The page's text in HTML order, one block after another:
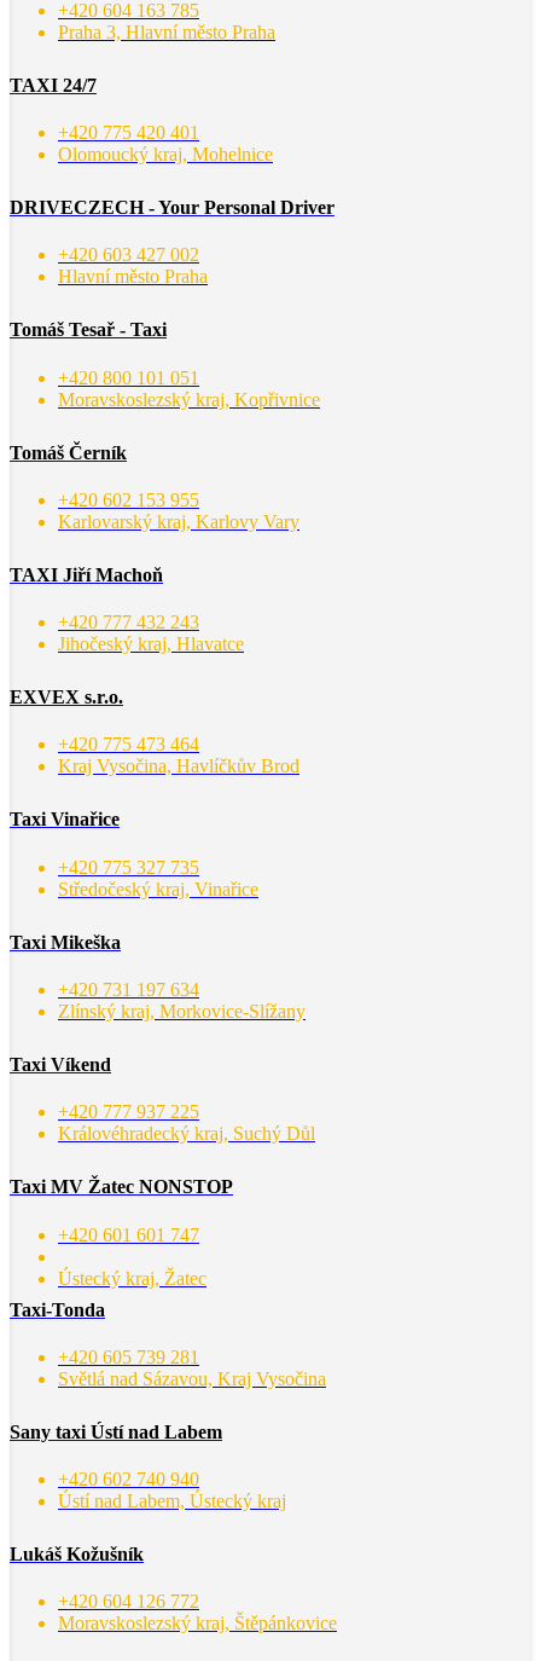
+420 604 163 785
Praha 3, Hlavní město Praha
TAXI 24/7
+420 775 420 401
Olomoucký kraj, Mohelnice
DRIVECZECH - Your Personal Driver
+420 603 427 002
Hlavní město Praha
Tomáš Tesař - Taxi
+420 800 101 051
Moravskoslezský kraj, Kopřivnice
Tomáš Černík
+420 602 153 955
Karlovarský kraj, Karlovy Vary
TAXI Jiří Machoň
+420 777 432 243
Jihočeský kraj, Hlavatce
EXVEX s.r.o.
+420 775 473 464
Kraj Vysočina, Havlíčkův Brod
Taxi Vinařice
+420 775 327 735
Středočeský kraj, Vinařice
Taxi Mikeška
+420 731 197 634
Zlínský kraj, Morkovice-Slížany
Taxi Víkend
+420 777 937 225
Královéhradecký kraj, Suchý Důl
Taxi MV Žatec NONSTOP
+420 601 601 747
Ústecký kraj, Žatec
Taxi-Tonda
+420 605 739 281
Světlá nad Sázavou, Kraj Vysočina
Sany taxi Ústí nad Labem
+420 602 740 940
Ústí nad Labem, Ústecký kraj
Lukáš Kožušník
+420 604 126 772
Moravskoslezský kraj, Štěpánkovice